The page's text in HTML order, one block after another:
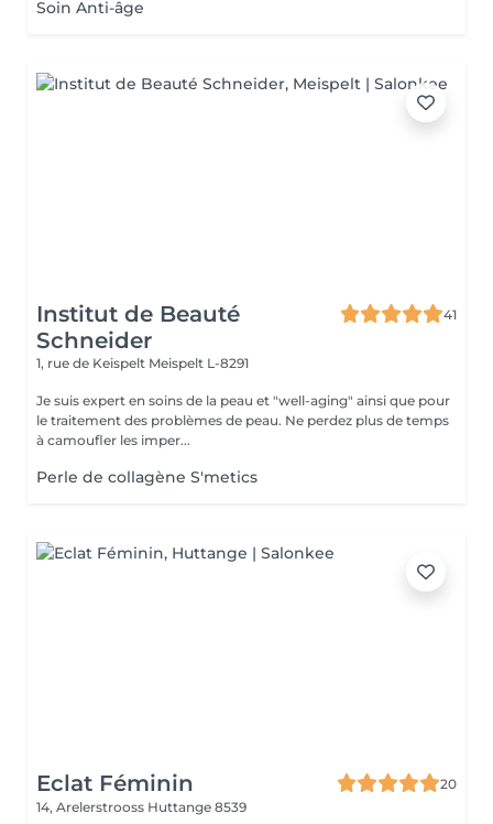
Soin Anti-âge
Institut de Beauté
Schneider
41
1, rue de Keispelt Meispelt L-8291
Je suis expert en soins de la peau et "well-aging" ainsi que pour
le traitement des problèmes de peau. Ne perdez plus de temps
à camoufler les imper...
Perle de collagène S'metics
Eclat Féminin
20
14, Arelerstrooss Huttange 8539